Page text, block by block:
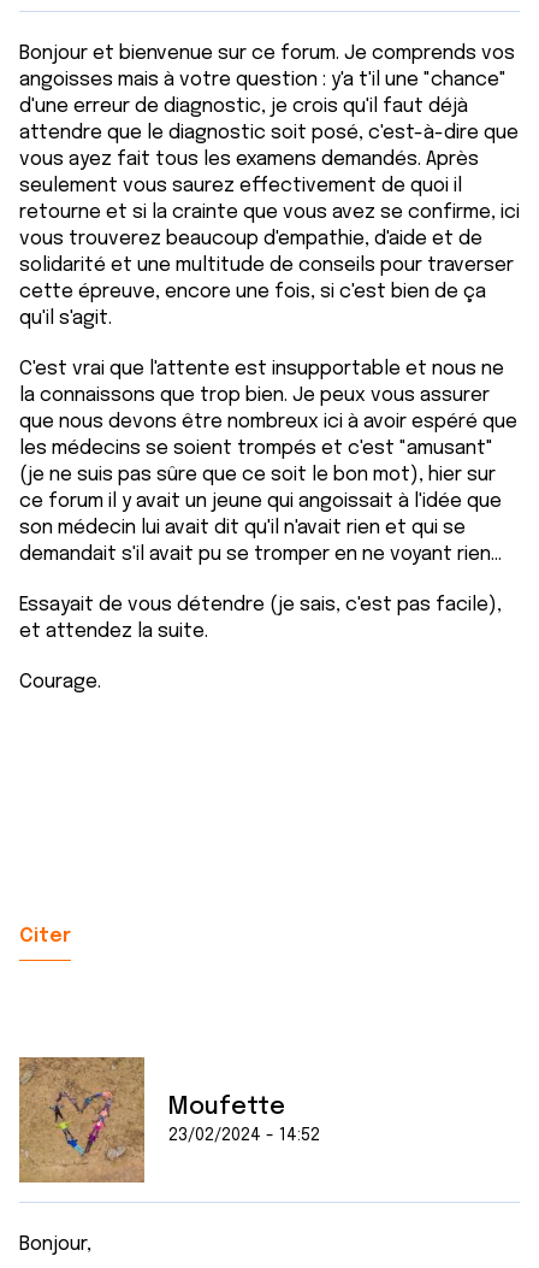
Bonjour et bienvenue sur ce forum. Je comprends vos
angoisses mais à votre question : y'a t'il une "chance"
d'une erreur de diagnostic, je crois qu'il faut déjà
attendre que le diagnostic soit posé, c'est-à-dire que
vous ayez fait tous les examens demandés. Après
seulement vous saurez effectivement de quoi il
retourne et si la crainte que vous avez se confirme, ici
vous trouverez beaucoup d'empathie, d'aide et de
solidarité et une multitude de conseils pour traverser
cette épreuve, encore une fois, si c'est bien de ça
qu'il s'agit.
C'est vrai que l'attente est insupportable et nous ne
la connaissons que trop bien. Je peux vous assurer
que nous devons être nombreux ici à avoir espéré que
les médecins se soient trompés et c'est "amusant"
(je ne suis pas sûre que ce soit le bon mot), hier sur
ce forum il y avait un jeune qui angoissait à l'idée que
son médecin lui avait dit qu'il n'avait rien et qui se
demandait s'il avait pu se tromper en ne voyant rien...
Essayait de vous détendre (je sais, c'est pas facile),
et attendez la suite.
Courage.
Citer
Moufette
23/02/2024 - 14:52
Bonjour,